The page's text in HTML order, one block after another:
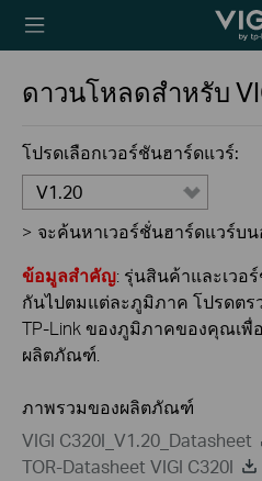
TP-Link,
ดาวนโหลดสำหรับ
โปรดเลือกเวอร์ชันฮาร์ดแวร์:
V1.20
> จะค้นหาเวอร์ชั่นฮาร์ดแวร์บ
ข้อมูลสำคัญ: รุ่นสินค้าและเวอ
กันไปตมแต่ละภูมิภาค โปรดตร
TP-Link ของภูมิภาคของคุณเ
ผลิตภัณฑ์.
ภาพรวมของผลิตภัณฑ์
VIGI C320I_V1.20_Datasheet
TOR-Datasheet VIGI C320I